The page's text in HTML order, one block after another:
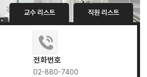
교수 리스트 직원 리스트
전화번호
02-880-7400